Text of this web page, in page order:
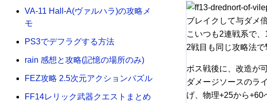
VA-11 Hall-A(ヴァルハラ)の攻略メ
モ
PS3でデフラグする方法
rain 感想と攻略(記憶の場所のみ)
FEZ攻略 2.5次元アクションパズル
FF14レリック武器クエストまとめ
ブレイクして与ダメ
こいつも2連戦系で
2戦目も同じ攻略法で
ボス戦後に、改造が
ダメージソースのラ
げ、物理+25から+60